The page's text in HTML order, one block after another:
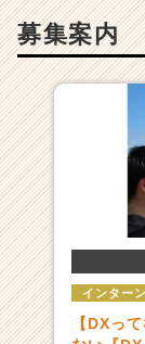
募集案内
インター
【DXっ